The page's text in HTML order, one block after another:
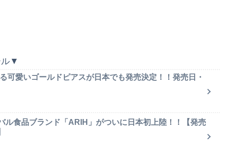
ル▼
可愛いゴールドピアスが日本でも発売決定！！発売日・
ル食品ブランド「ARIH」がついに日本初上陸！！【発売